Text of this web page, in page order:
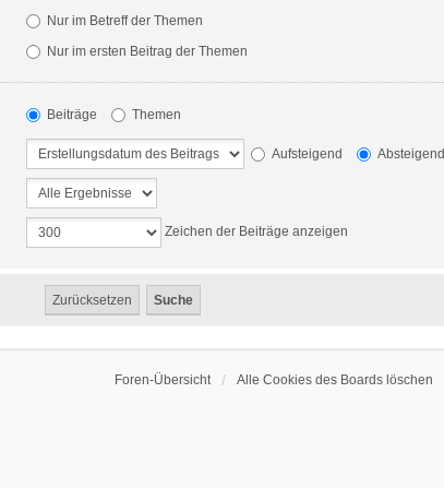
Nur im Betreff der Themen
Nur im ersten Beitrag der Themen
Beiträge Themen
Aufsteigend Absteigend
Zeichen der Beiträge anzeigen
Foren-Übersicht Alle Cookies des Boards löschen